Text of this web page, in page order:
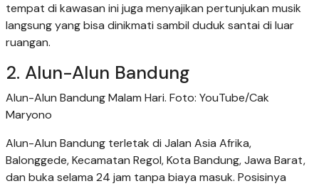
tempat di kawasan ini juga menyajikan pertunjukan musik
langsung yang bisa dinikmati sambil duduk santai di luar
ruangan.
2. Alun-Alun Bandung
Alun-Alun Bandung Malam Hari. Foto: YouTube/Cak
Maryono
Alun-Alun Bandung terletak di Jalan Asia Afrika,
Balonggede, Kecamatan Regol, Kota Bandung, Jawa Barat,
dan buka selama 24 jam tanpa biaya masuk. Posisinya